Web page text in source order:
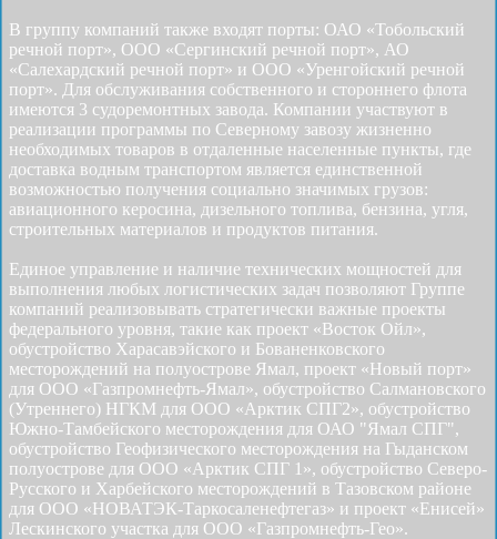
В группу компаний также входят порты: ОАО «Тобольский
речной порт», ООО «Сергинский речной порт», АО
«Салехардский речной порт» и ООО «Уренгойский речной
порт». Для обслуживания собственного и стороннего флота
имеются 3 судоремонтных завода. Компании участвуют в
реализации программы по Северному завозу жизненно
необходимых товаров в отдаленные населенные пункты, где
доставка водным транспортом является единственной
возможностью получения социально значимых грузов:
авиационного керосина, дизельного топлива, бензина, угля,
строительных материалов и продуктов питания.
Единое управление и наличие технических мощностей для
выполнения любых логистических задач позволяют Группе
компаний реализовывать стратегически важные проекты
федерального уровня, такие как проект «Восток Ойл»,
обустройство Харасавэйского и Бованенковского
месторождений на полуострове Ямал, проект «Новый порт»
для ООО «Газпромнефть-Ямал», обустройство Салмановского
(Утреннего) НГКМ для ООО «Арктик СПГ2», обустройство
Южно-Тамбейского месторождения для ОАО "Ямал СПГ",
обустройство Геофизического месторождения на Гыданском
полуострове для ООО «Арктик СПГ 1», обустройство Северо-
Русского и Харбейского месторождений в Тазовском районе
для ООО «НОВАТЭК-Таркосаленефтегаз» и проект «Енисей»
Лескинского участка для ООО «Газпромнефть-Гео».